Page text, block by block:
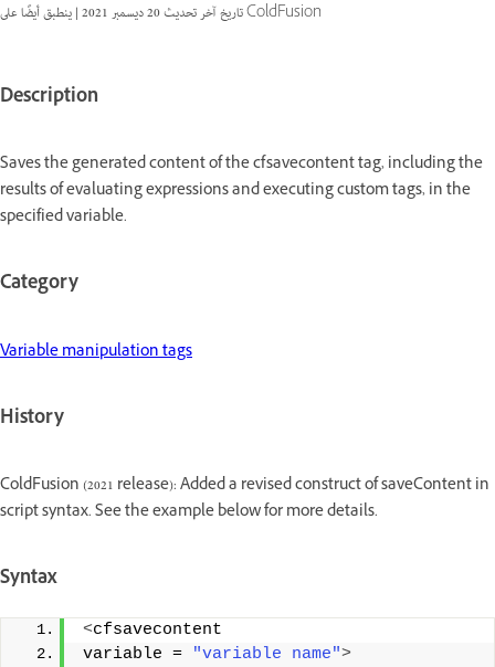
تاريخ آخر تحديث20 ديسمبر 2021 | ينطبق أيضًا على ColdFusion
Description
Saves the generated content of the cfsavecontent tag, including the
results of evaluating expressions and executing custom tags, in the
specified variable.
Category
Variable manipulation tags
History
ColdFusion (2021 release): Added a revised construct of saveContent in
script syntax. See the example below for more details.
Syntax
<cfsavecontent
variable =
"variable name">